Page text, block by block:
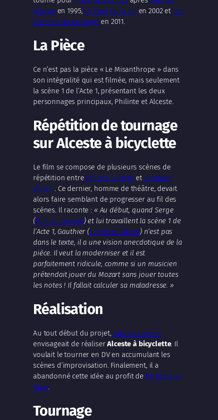
Julietteen 1995, Le Coût de la vieen 2002 et Les
Femmes du 6e étage en 2011.
La Pièce
Ce n’est pas la pièce « Le Misanthrope » dans
son intégralité qui est filmée, mais seulement
la scène 1 de l’Acte 1, présentant les deux
personnages principaux, Philinte et Alceste.
Répétitionde tournage
sur Alceste à bicyclette
Le film se compose de plusieurs scènes de
répétition entre Fabrice Luchini et Lambert
Wilson. Ce dernier, homme de théâtre, devait
alors faire semblant de progresser au fil des
scènes. Il raconte : « Au début, quand Serge
(Fabrice Luchini) et lui travaillent la scène 1 de
l’Acte 1, Gauthier (Lambert Wilson) n’est pas
dans le texte, il a une vision anecdotique de la
pièce. Il veut la moderniser et il est
parfaitement ridicule, comme si un musicien
prétendait jouer du Mozart sans jouer toutes
les notes ! Il fallait calculer sa maladresse. »
Réalisation
Au tout début du projet, Fabrice Luchini
envisageait de réaliserAlceste à bicyclette. Il
voulait le tourner en DV en accumulant les
scènes d’improvisation. Finalement, il a
abandonné cette idée au profit de Philippe Le
Guay.
Tournage